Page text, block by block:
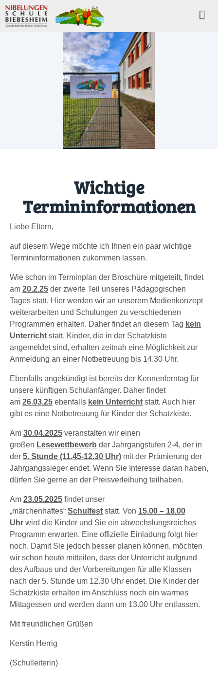
Wichtige
Termininformationen
Liebe Eltern,
auf diesem Wege möchte ich Ihnen ein paar wichtige
Termininformationen zukommen lassen.
Wie schon im Terminplan der Broschüre mitgeteilt, findet
am 20.2.25 der zweite Teil unseres Pädagogischen
Tages statt. Hier werden wir an unserem Medienkonzept
weiterarbeiten und Schulungen zu verschiedenen
Programmen erhalten. Daher findet an diesem Tag kein
Unterricht statt. Kinder, die in der Schatzkiste
angemeldet sind, erhalten zeitnah eine Möglichkeit zur
Anmeldung an einer Notbetreuung bis 14.30 Uhr.
Ebenfalls angekündigt ist bereits der Kennenlerntag für
unsere künftigen Schulanfänger. Daher findet
am 26.03.25 ebenfalls kein Unterricht statt. Auch hier
gibt es eine Notbetreuung für Kinder der Schatzkiste.
Am 30.04.2025 veranstalten wir einen
großen Lesewettbewerb der Jahrgangstufen 2-4, der in
der 5. Stunde (11.45-12.30 Uhr) mit der Prämierung der
Jahrgangssieger endet. Wenn Sie Interesse daran haben,
dürfen Sie gerne an der Preisverleihung teilhaben.
Am 23.05.2025 findet unser
„märchenhaftes“ Schulfest statt. Von 15.00 – 18.00
Uhr wird die Kinder und Sie ein abwechslungsreiches
Programm erwarten. Eine offizielle Einladung folgt hier
noch. Damit Sie jedoch besser planen können, möchten
wir schon heute mitteilen, dass der Unterricht aufgrund
des Aufbaus und der Vorbereitungen für alle Klassen
nach der 5. Stunde um 12.30 Uhr endet. Die Kinder der
Schatzkiste erhalten im Anschluss noch ein warmes
Mittagessen und werden dann um 13.00 Uhr entlassen.
Mit freundlichen Grüßen
Kerstin Herrig
(Schulleiterin)